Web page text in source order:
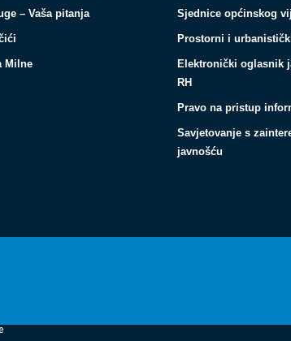
– Vaša pitanja
Milne
Sjednice općinskog
Prostorni i
Elektronički oglasnik
RH
Pravo na pristup
Savjetovanje s
javnošću